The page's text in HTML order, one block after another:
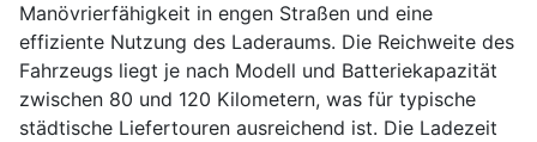
Manövrierfähigkeit in engen Straßen und eine
effiziente Nutzung des Laderaums. Die Reichweite des
Fahrzeugs liegt je nach Modell und Batteriekapazität
zwischen 80 und 120 Kilometern, was für typische
städtische Liefertouren ausreichend ist. Die Ladezeit